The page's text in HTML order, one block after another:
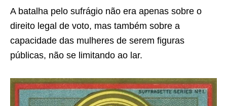
A batalha pelo sufrágio não era apenas sobre o
direito legal de voto, mas também sobre a
capacidade das mulheres de serem figuras
públicas, não se limitando ao lar.